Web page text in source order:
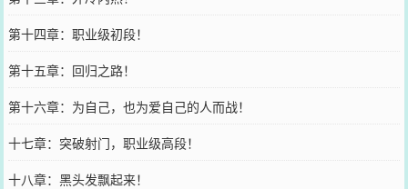
第十四章：职业级初段！
第十五章：回归之路！
第十六章：为自己，也为爱自己的人而战！
十七章：突破射门，职业级高段！
十八章：黑头发飘起来！